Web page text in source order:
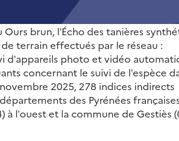
brun, l’Écho des tanières
terrain effectués par le réseau :
d’appareils photo et vidéo
concernant le suivi de l’espèce
2025, 278 indices indirects
des Pyrénées
à l’ouest et la commune de Gestiès